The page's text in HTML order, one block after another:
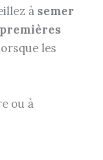
à semer
les
ou à